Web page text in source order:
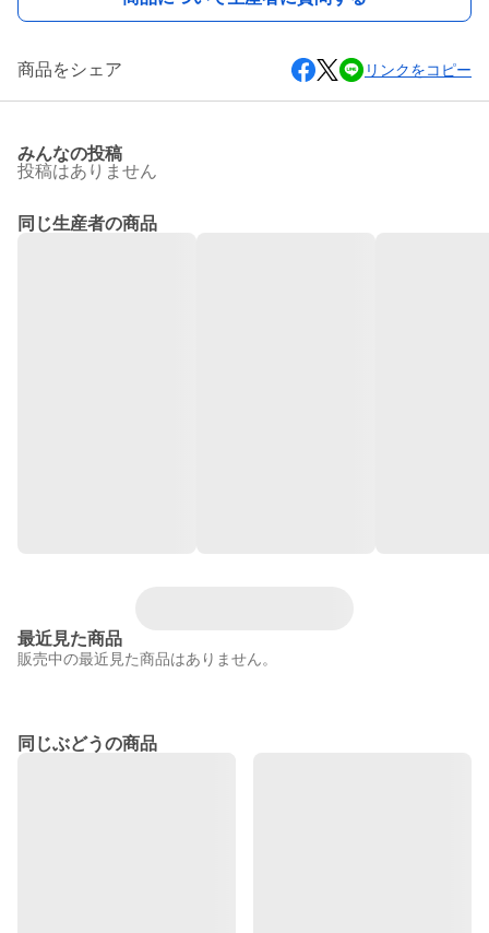
商品をシェア リンクをコピー
みんなの投稿
投稿はありません
同じ生産者の商品
最近見た商品
販売中の最近見た商品はありません。
同じぶどうの商品